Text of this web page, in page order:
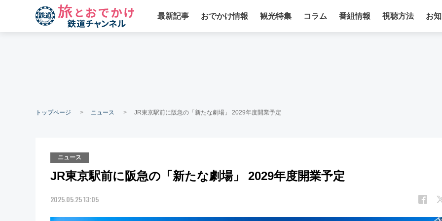
最新記事 おでかけ情報 観光特集 コラム 番組情報 視聴方法 お
トップページ ニュース JR東京駅前に阪急の「新たな劇場」 2029年度開業予定
ニュース
JR東京駅前に阪急の「新たな劇場」 2029年度開業予定
2025.05.25 13:05